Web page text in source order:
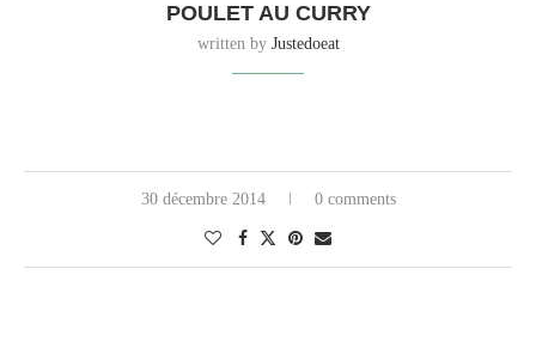
POULET AU CURRY
written by Justedoeat
30 décembre 2014 0 comments